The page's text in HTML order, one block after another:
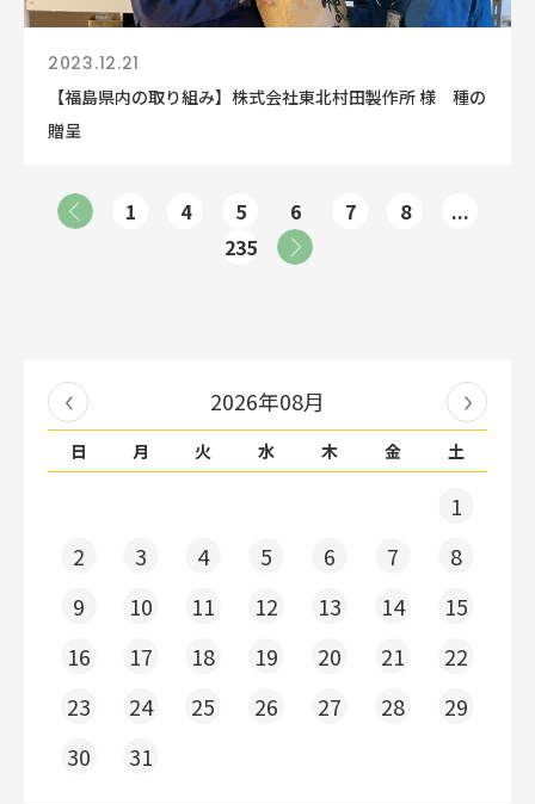
2023.12.21
【福島県内の取り組み】株式会社東北村田製作所 様 種の
贈呈
1 4 5 6 7 8
...
235
2026年08月
日 月 火 水 木 金 土
1
2
3 4 5 6 7
8
9
10 11 12 13 14
15
16
17 18 19 20 21
22
23
24 25 26 27 28
29
30
31